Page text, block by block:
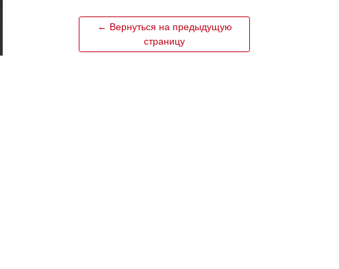
← Вернуться на предыдущую
страницу